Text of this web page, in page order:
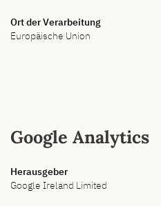
Ort der Verarbeitung
Europäische Union
Google Analytics
Herausgeber
Google Ireland Limited